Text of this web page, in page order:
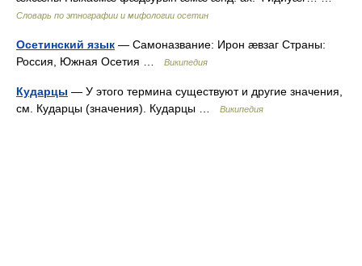
Словарь по этнографии и мифологии осетин
Осетинский язык — Самоназвание: Ирон æвзаг Страны:
Россия, Южная Осетия …
Википедия
Кударцы — У этого термина существуют и другие значения,
см. Кударцы (значения). Кударцы …
Википедия